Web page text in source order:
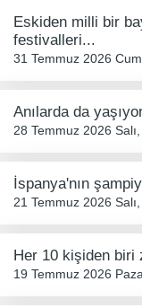
Eskiden milli bir
festivalleri...
31 Temmuz 2026
Anılarda da
28 Temmuz 2026
İspanya'nın
21 Temmuz 2026
Her 10 kişiden biri
19 Temmuz 2026